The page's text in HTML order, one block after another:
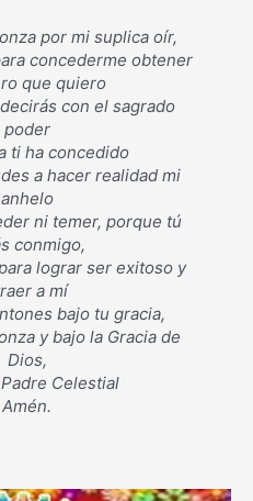
por mi suplica oír,
concederme obtener
que quiero
con el sagrado
poder
ti ha concedido
a hacer realidad mi
anhelo
ni temer, porque tú
conmigo,
lograr ser exitoso y
a mí
bajo tu gracia,
y bajo la Gracia de
Dios,
Celestial
Amén.